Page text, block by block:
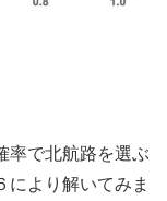
率で北航路を選ぶ
により解いてみま